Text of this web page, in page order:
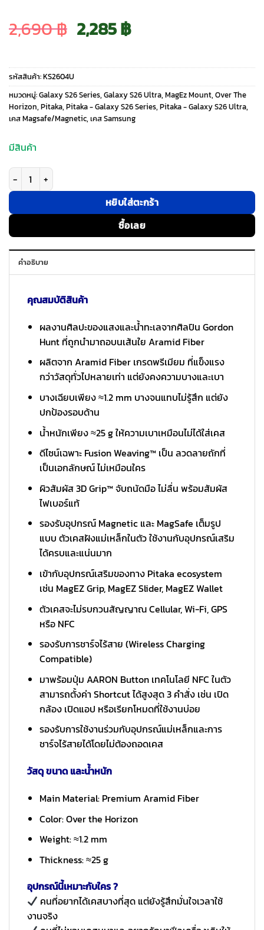
2,690฿ Original
price
was:
2,690 ฿.
2,285฿Current
price
is:
2,285 ฿.
รหัสสินค้า:KS2604U
หมวดหมู่:Galaxy S26 Series, Galaxy S26 Ultra, MagEz Mount, Over The
Horizon, Pitaka, Pitaka - Galaxy S26 Series, Pitaka - Galaxy S26 Ultra,
เคส Magsafe/Magnetic, เคส Samsung
มีสินค้า
จำนวน Pitaka รุ่น Edge Case (Star Peak) - เคส Galaxy S26 Ultra - สี
หยิบใส่ตะกร้า
ซื้อเลย
คำอธิบาย
คุณสมบัติสินค้า
ผลงานศิลปะของแสงและน้ำทะเลจากศิลปิน Gordon
Hunt ที่ถูกนำมาถอบนเส้นใย Aramid Fiber
ผลิตจาก Aramid Fiber เกรดพรีเมียม ที่แข็งแรง
กว่าวัสดุทั่วไปหลายเท่า แต่ยังคงความบางและเบา
บางเฉียบเพียง ≈1.2 mm บางจนแทบไม่รู้สึก แต่ยัง
ปกป้องรอบด้าน
น้ำหนักเพียง ≈25 g ให้ความเบาเหมือนไม่ได้ใส่เคส
ดีไซน์เฉพาะ Fusion Weaving™ เป็น ลวดลายถักที่
เป็นเอกลักษณ์ ไม่เหมือนใคร
ผิวสัมผัส 3D Grip™ จับถนัดมือ ไม่ลื่น พร้อมสัมผัส
ไฟเบอร์แท้
รองรับอุปกรณ์ Magnetic และ MagSafe เต็มรูป
แบบ ตัวเคสฝังแม่เหล็กในตัว ใช้งานกับอุปกรณ์เสริม
ได้ครบและแน่นมาก
เข้ากับอุปกรณ์เสริมของทาง Pitaka ecosystem
เช่น MagEZ Grip, MagEZ Slider, MagEZ Wallet
ตัวเคสจะไม่รบกวนสัญญาณ Cellular, Wi-Fi, GPS
หรือ NFC
รองรับการชาร์จไร้สาย (Wireless Charging
Compatible)
มาพร้อมปุ่ม AARON Button เทคโนโลยี NFC ในตัว
สามารถตั้งค่า Shortcut ได้สูงสุด 3 คำสั่ง เช่น เปิด
กล้อง เปิดแอป หรือเรียกโหมดที่ใช้งานบ่อย
รองรับการใช้งานร่วมกับอุปกรณ์แม่เหล็กและการ
ชาร์จไร้สายได้โดยไม่ต้องถอดเคส
วัสดุ ขนาด และน้ำหนัก
Main Material: Premium Aramid Fiber
Color: Over the Horizon
Weight: ≈1.2 mm
Thickness: ≈25 g
อุปกรณ์นี้เหมาะกับใคร ?
คนที่อยากได้เคสบางที่สุด แต่ยังรู้สึกมั่นใจเวลาใช้
งานจริง